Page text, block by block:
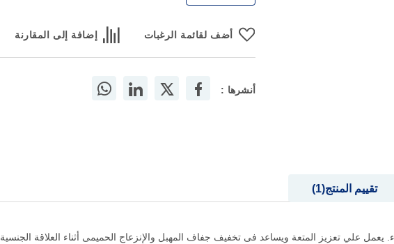
أضف لقائمة الرغبات إضافة إلى المقارنة
أنشرها :
علي تعزيز المتعة ويساعد فى تخفيف جفاف المهبل والإنزعاج الحميمى أثناء العلاقة الجنسية
تقييم المنتج 1